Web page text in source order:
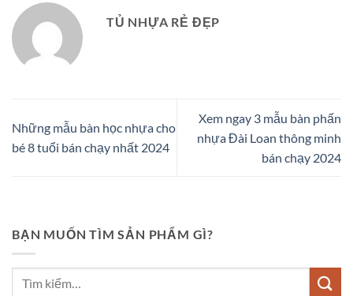
TỦ NHỰA RẺ ĐẸP
Những mẫu bàn học nhựa cho
bé 8 tuổi bán chạy nhất 2024
Xem ngay 3 mẫu bàn phấn
nhựa Đài Loan thông minh
bán chạy 2024
BẠN MUỐN TÌM SẢN PHẨM GÌ?